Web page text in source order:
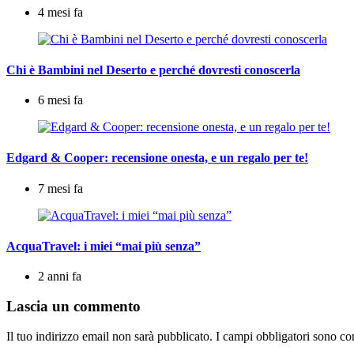
4 mesi fa
Chi è Bambini nel Deserto e perché dovresti conoscerla
6 mesi fa
Edgard & Cooper: recensione onesta, e un regalo per te!
7 mesi fa
AcquaTravel: i miei “mai più senza”
2 anni fa
Lascia un commento
Il tuo indirizzo email non sarà pubblicato. I campi obbligatori sono